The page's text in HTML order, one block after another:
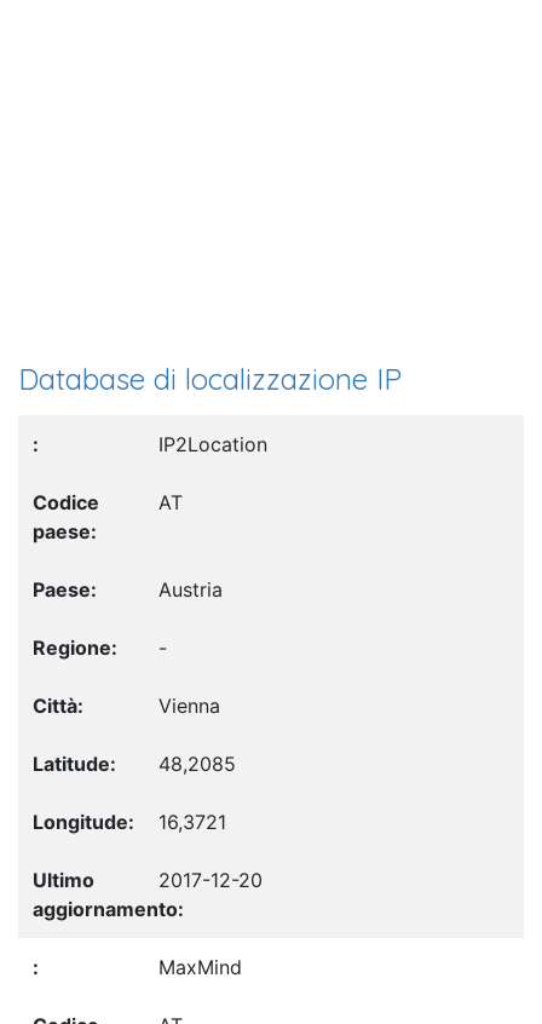
Database di localizzazione IP
IP2Location
AT
Austria
-
Vienna
48,2085
16,3721
2017-12-20
MaxMind